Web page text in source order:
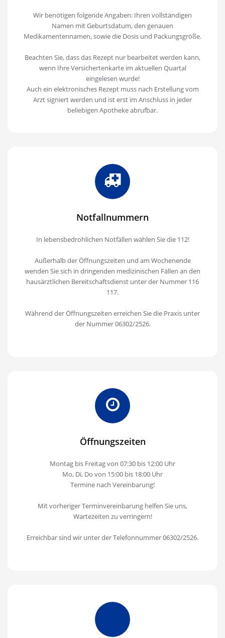
NORDPFALZ
Wir benötigen folgende Angaben: Ihren vollständigen
Namen mit Geburtsdatum, den genauen
Medikamentennamen, sowie die Dosis und Packungsgröße.
Beachten Sie, dass das Rezept nur bearbeitet werden kann,
wenn Ihre Versichertenkarte im aktuellen Quartal
eingelesen wurde!
Auch ein elektronisches Rezept muss nach Erstellung vom
Arzt signiert werden und ist erst im Anschluss in jeder
beliebigen Apotheke abrufbar.
Notfallnummern
In lebensbedrohlichen Notfällen wählen Sie die 112!
Außerhalb der Öffnungszeiten und am Wochenende
wenden Sie sich in dringenden medizinischen Fällen an den
hausärztlichen Bereitschaftsdienst unter der Nummer 116
117.
Während der Öffnungszeiten erreichen Sie die Praxis unter
der Nummer 06302/2526.
Öffnungszeiten
Montag bis Freitag von 07:30 bis 12:00 Uhr
Mo, Di, Do von 15:00 bis 18:00 Uhr
Termine nach Vereinbarung!
Mit vorheriger Terminvereinbarung helfen Sie uns,
Wartezeiten zu verringern!
Erreichbar sind wir unter der Telefonnummer 06302/2526.